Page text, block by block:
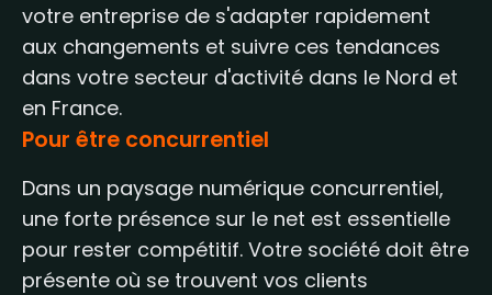
votre entreprise de s'adapter rapidement
aux changements et suivre ces tendances
dans votre secteur d'activité dans le Nord et
en France.
Pour être concurrentiel
Dans un paysage numérique concurrentiel,
une forte présence sur le net est essentielle
pour rester compétitif. Votre société doit être
présente où se trouvent vos clients